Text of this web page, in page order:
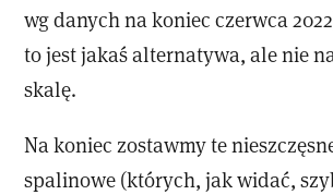
wg danych na koniec czerwca
to jest jakaś alternatywa, ale nie
skalę.
Na koniec zostawmy te
spalinowe (których, jak widać,